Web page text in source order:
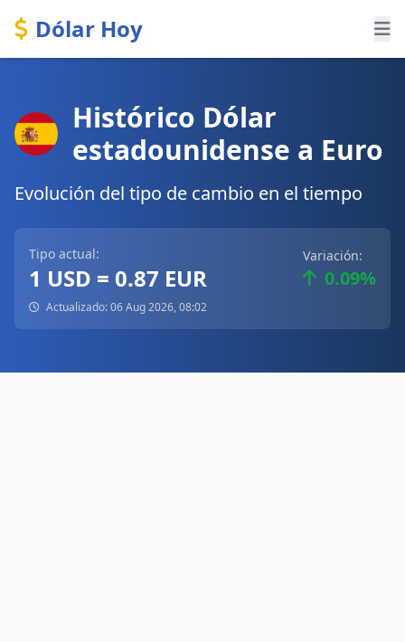
Dólar Hoy
Histórico Dólar
estadounidense a Euro
Evolución del tipo de cambio en el tiempo
Tipo actual:
1 USD = 0.87 EUR
Variación:
0.09%
Actualizado: 06 Aug 2026, 08:02